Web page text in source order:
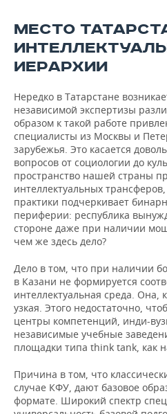
МЕСТО
ИЕРАРХИИ
Нередко в Татарстане
независимой экспертизы
образом к такой работе
специалисты из Москвы и
зарубежья. Это касается
вопросов от социологии до
пространство нашей страны
интеллектуальных
практики подчеркивает
периферии: республика
стороне даже при наличии
чем же здесь дело?
Дело в том, что при наличии
в Казани не формируется
интеллектуальная среда. Она,
узкая. Этого недостаточно,
центры компетенций, инди-
независимые учебные
площадки типа think tank, как
Причина в том, что
случае КФУ, дают базовое
формате. Широкий спектр